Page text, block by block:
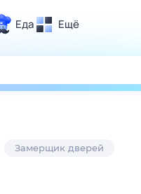
Еда Ещё
отдых
Замерщик дверей